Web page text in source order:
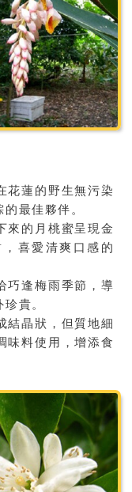
花蓮的野生無污染
最佳夥伴。
來的月桃蜜呈現金
喜愛清爽口感的
巧逢梅雨季節，導
貴。
結晶狀，但質地細
味料使用，增添食